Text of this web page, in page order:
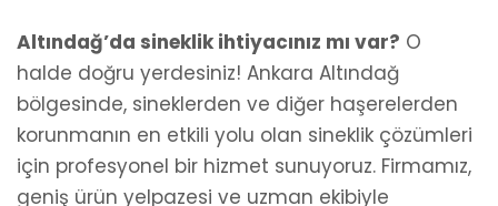
Altındağ’da sineklik ihtiyacınız mı var? O
halde doğru yerdesiniz! Ankara Altındağ
bölgesinde, sineklerden ve diğer haşerelerden
korunmanın en etkili yolu olan sineklik çözümleri
için profesyonel bir hizmet sunuyoruz. Firmamız,
geniş ürün yelpazesi ve uzman ekibiyle